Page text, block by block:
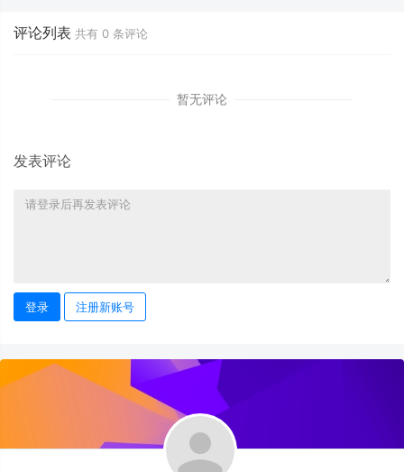
评论列表 共有 0 条评论
暂无评论
发表评论
登录 注册新账号